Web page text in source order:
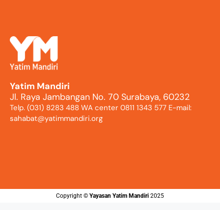
Yatim Mandiri
Jl. Raya Jambangan No. 70 Surabaya, 60232
Telp. (031) 8283 488 WA center 0811 1343 577 E-mail:
sahabat@yatimmandiri.org
Copyright ©️ Yayasan Yatim Mandiri 2025